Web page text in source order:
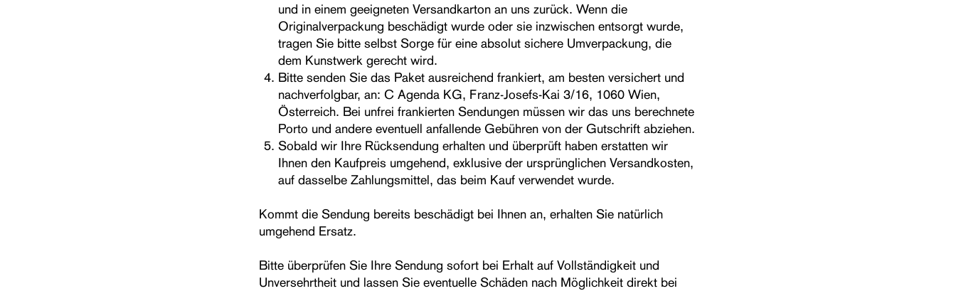
und in einem geeigneten Versandkarton an uns zurück. Wenn die
Originalverpackung beschädigt wurde oder sie inzwischen entsorgt wurde,
tragen Sie bitte selbst Sorge für eine absolut sichere Umverpackung, die
dem Kunstwerk gerecht wird.
Bitte senden Sie das Paket ausreichend frankiert, am besten versichert und
nachverfolgbar, an: C Agenda KG, Franz-Josefs-Kai 3/16, 1060 Wien,
Österreich. Bei unfrei frankierten Sendungen müssen wir das uns berechnete
Porto und andere eventuell anfallende Gebühren von der Gutschrift abziehen.
Sobald wir Ihre Rücksendung erhalten und überprüft haben erstatten wir
Ihnen den Kaufpreis umgehend, exklusive der ursprünglichen Versandkosten,
auf dasselbe Zahlungsmittel, das beim Kauf verwendet wurde.
Kommt die Sendung bereits beschädigt bei Ihnen an, erhalten Sie natürlich
umgehend Ersatz.
Bitte überprüfen Sie Ihre Sendung sofort bei Erhalt auf Vollständigkeit und
Unversehrtheit und lassen Sie eventuelle Schäden nach Möglichkeit direkt bei